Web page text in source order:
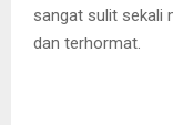
sangat sulit sekali
dan terhormat.